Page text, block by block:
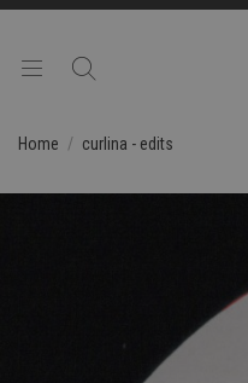
Home curlina - edits